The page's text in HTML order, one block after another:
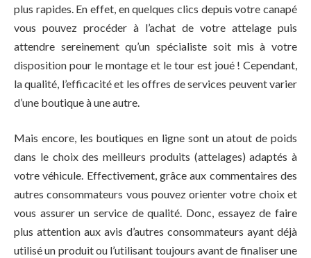
plus rapides. En effet, en quelques clics depuis votre canapé
vous pouvez procéder à l’achat de votre attelage puis
attendre sereinement qu’un spécialiste soit mis à votre
disposition pour le montage et le tour est joué ! Cependant,
la qualité, l’efficacité et les offres de services peuvent varier
d’une boutique à une autre.
Mais encore, les boutiques en ligne sont un atout de poids
dans le choix des meilleurs produits (attelages) adaptés à
votre véhicule. Effectivement, grâce aux commentaires des
autres consommateurs vous pouvez orienter votre choix et
vous assurer un service de qualité. Donc, essayez de faire
plus attention aux avis d’autres consommateurs ayant déjà
utilisé un produit ou l’utilisant toujours avant de finaliser une